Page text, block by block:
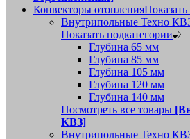
Конвекторы отопления
Внутрипольные Техно
Показать подкатегории
Глубина 65 мм
Глубина 85 мм
Глубина 105 мм
Глубина 120 мм
Глубина 140 мм
Посмотреть все товары
КВЗ]
Внутрипольные Техно